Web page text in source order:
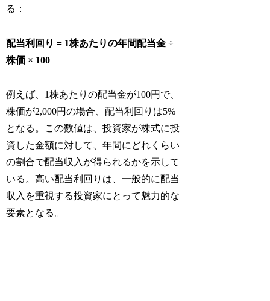
る：
配当利回り = 1株あたりの年間配当金 ÷
株価 × 100
例えば、1株あたりの配当金が100円で、
株価が2,000円の場合、配当利回りは5%
となる。この数値は、投資家が株式に投
資した金額に対して、年間にどれくらい
の割合で配当収入が得られるかを示して
いる。高い配当利回りは、一般的に配当
収入を重視する投資家にとって魅力的な
要素となる。